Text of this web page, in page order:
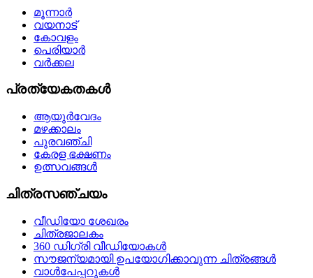
മൂന്നാര്‍
വയനാട്
കോവളം
പെരിയാര്‍
വര്‍ക്കല
പ്രത്യേകതകള്‍
ആയുര്‍വേദം
മഴക്കാലം
പുരവഞ്ചി
കേരള ഭക്ഷണം
ഉത്സവങ്ങള്‍
ചിത്രസഞ്ചയം
വീഡിയോ ശേഖരം
ചിത്രജാലകം
360 ഡിഗ്രി വീഡിയോകള്‍
സൗജന്യമായി ഉപയോഗിക്കാവുന്ന ചിത്രങ്ങള്‍
വാള്‍പേപ്പറുകള്‍